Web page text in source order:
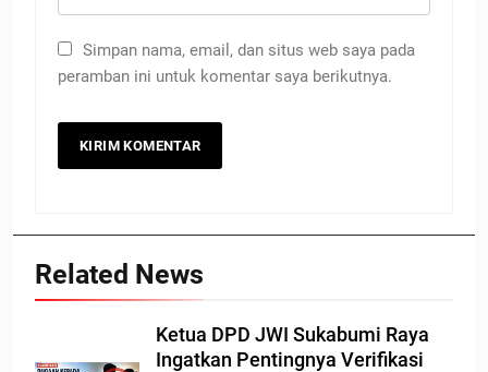
Simpan nama, email, dan situs web saya pada
peramban ini untuk komentar saya berikutnya.
Related News
Ketua DPD JWI Sukabumi Raya
Ingatkan Pentingnya Verifikasi